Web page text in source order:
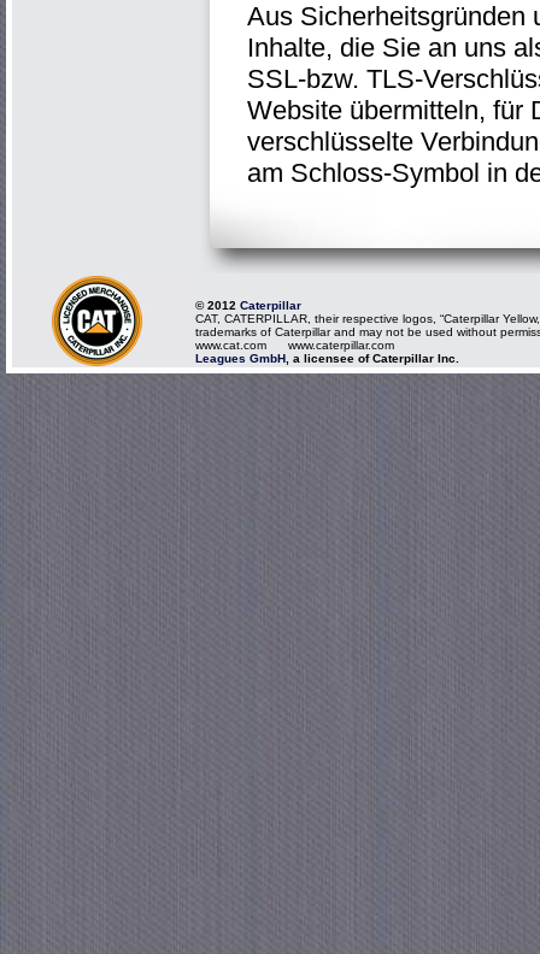
Aus Sicherheitsgründen
Inhalte, die Sie an uns
SSL-bzw. TLS-
Website übermitteln, für
verschlüsselte
am Schloss-Symbol in
© 2012 Caterpillar
CAT, CATERPILLAR, their respective logos, “Caterpillar
trademarks of Caterpillar and may not be used without
www.cat.com www.caterpillar.com
Leagues GmbH , a licensee of Caterpillar Inc.